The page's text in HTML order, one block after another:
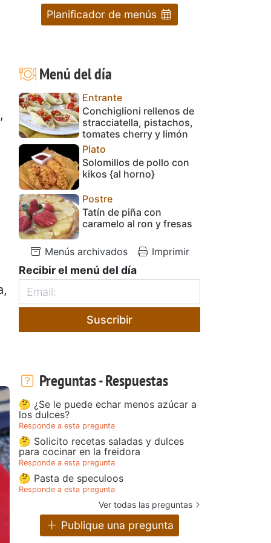
Planificador de menús
Menú del día
Entrante
Conchiglioni rellenos de
stracciatella, pistachos,
tomates cherry y limón
Plato
Solomillos de pollo con
kikos {al horno}
Postre
Tatín de piña con
caramelo al ron y fresas
Menús archivados Imprimir
Recibir el menú del día
Suscribir
Preguntas - Respuestas
🤔 ¿Se le puede echar menos azúcar a
los dulces?
Responde a esta pregunta
🤔 Solicito recetas saladas y dulces
para cocinar en la freidora
Responde a esta pregunta
🤔 Pasta de speculoos
Responde a esta pregunta
Ver todas las preguntas
Publique una pregunta